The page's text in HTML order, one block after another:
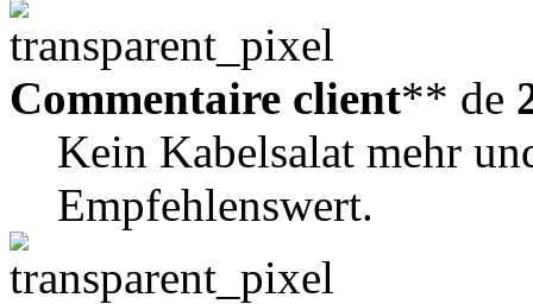
Commentaire client** de
Kein Kabelsalat mehr
Empfehlenswert.